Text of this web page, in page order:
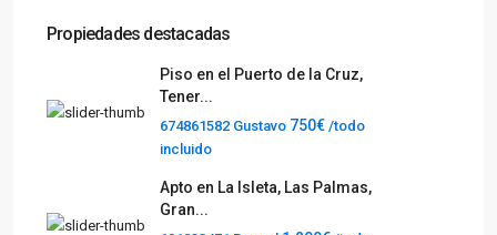
Propiedades destacadas
Piso en el Puerto de la Cruz,
Tener...
674861582 Gustavo 750€ /todo
incluido
Apto en La Isleta, Las Palmas,
Gran...